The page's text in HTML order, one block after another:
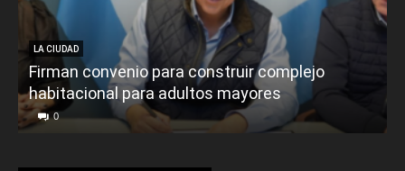
LA CIUDAD
Firman convenio para construir complejo
habitacional para adultos mayores
0